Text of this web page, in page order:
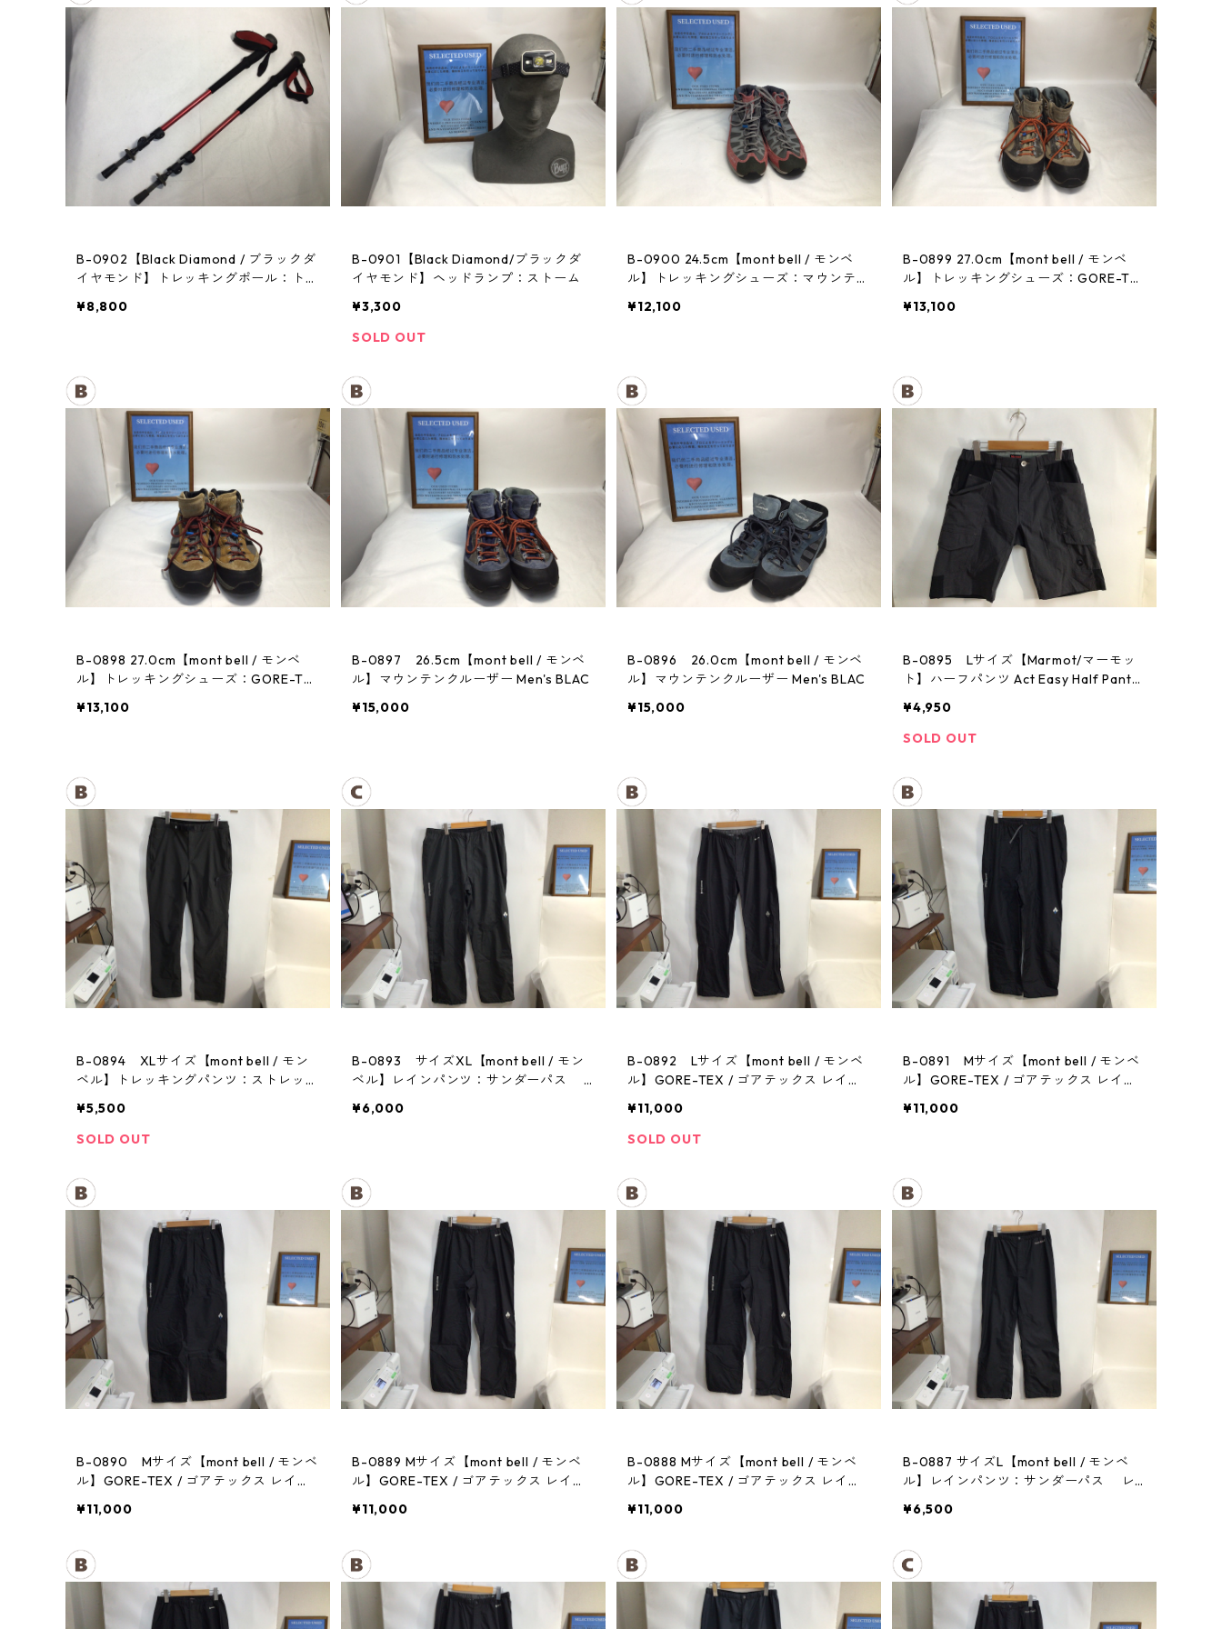
B-0902【Black Diamond / ブラックダ
イヤモンド】トレッキングポール：トレ
¥8,800
B-0901【Black Diamond/ブラックダ
イヤモンド】ヘッドランプ：ストーム
¥3,300
SOLD OUT
B-0900 24.5cm【mont bell / モンベ
ル】トレッキングシューズ：マウンテン
¥12,100
B-0899 27.0cm【mont bell / モンベ
ル】トレッキングシューズ：GORE-TE
¥13,100
B-0898 27.0cm【mont bell / モンベ
ル】トレッキングシューズ：GORE-TE
¥13,100
B-0897 26.5cm【mont bell / モンベ
ル】マウンテンクルーザー Men's BLAC
¥15,000
B-0896 26.0cm【mont bell / モンベ
ル】マウンテンクルーザー Men's BLAC
¥15,000
B-0895 Lサイズ【Marmot/マーモッ
ト】ハーフパンツ Act Easy Half Pant
¥4,950
SOLD OUT
B-0894 XLサイズ【mont bell / モン
ベル】トレッキングパンツ：ストレッ
¥5,500
SOLD OUT
B-0893 サイズXL【mont bell / モン
ベル】レインパンツ：サンダーパス
¥6,000
B-0892 Lサイズ【mont bell / モンベ
ル】GORE-TEX / ゴアテックス レイン
¥11,000
SOLD OUT
B-0891 Mサイズ【mont bell / モンベ
ル】GORE-TEX / ゴアテックス レイン
¥11,000
B-0890 Mサイズ【mont bell / モンベ
ル】GORE-TEX / ゴアテックス レイン
¥11,000
B-0889 Mサイズ【mont bell / モンベ
ル】GORE-TEX / ゴアテックス レイン
¥11,000
B-0888 Mサイズ【mont bell / モンベ
ル】GORE-TEX / ゴアテックス レイン
¥11,000
B-0887 サイズL【mont bell / モンベ
ル】レインパンツ：サンダーパス レ
¥6,500